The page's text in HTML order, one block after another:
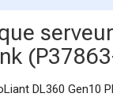
DL360 Gen10